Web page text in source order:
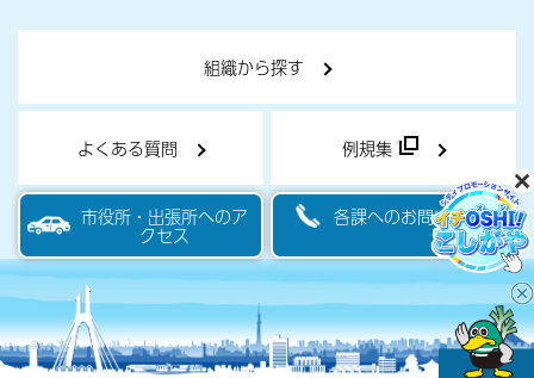
組織から探す
よくある質問 例規集
市役所・出張所へのア
クセス
各課へのお問い合わせ